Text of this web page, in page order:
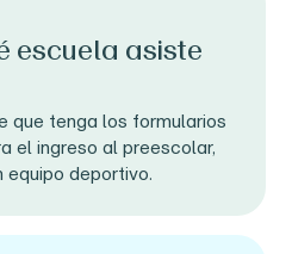
escuela asiste
que tenga los formularios
el ingreso al preescolar,
equipo deportivo.